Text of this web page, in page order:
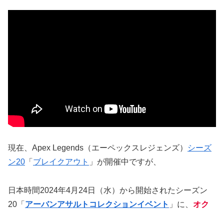
現在、Apex Legends（エーペックスレジェンズ）
シーズ
ン20 「 ブレイクアウト 」が開催中ですが、
日本時間2024年4月24日（水）から開始されたシーズン
20「 アーバンアサルトコレクションイベント 」に、 オク